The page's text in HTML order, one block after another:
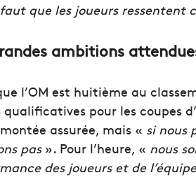
que les joueurs ressentent
ambitions
l’OM est huitième au
qualificatives pour les coupes
assurée, mais « si nous
pas». Pour l’heure, « nous
des joueurs et de l’équipe